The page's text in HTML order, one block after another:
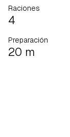
Raciones
4
Preparación
20 m